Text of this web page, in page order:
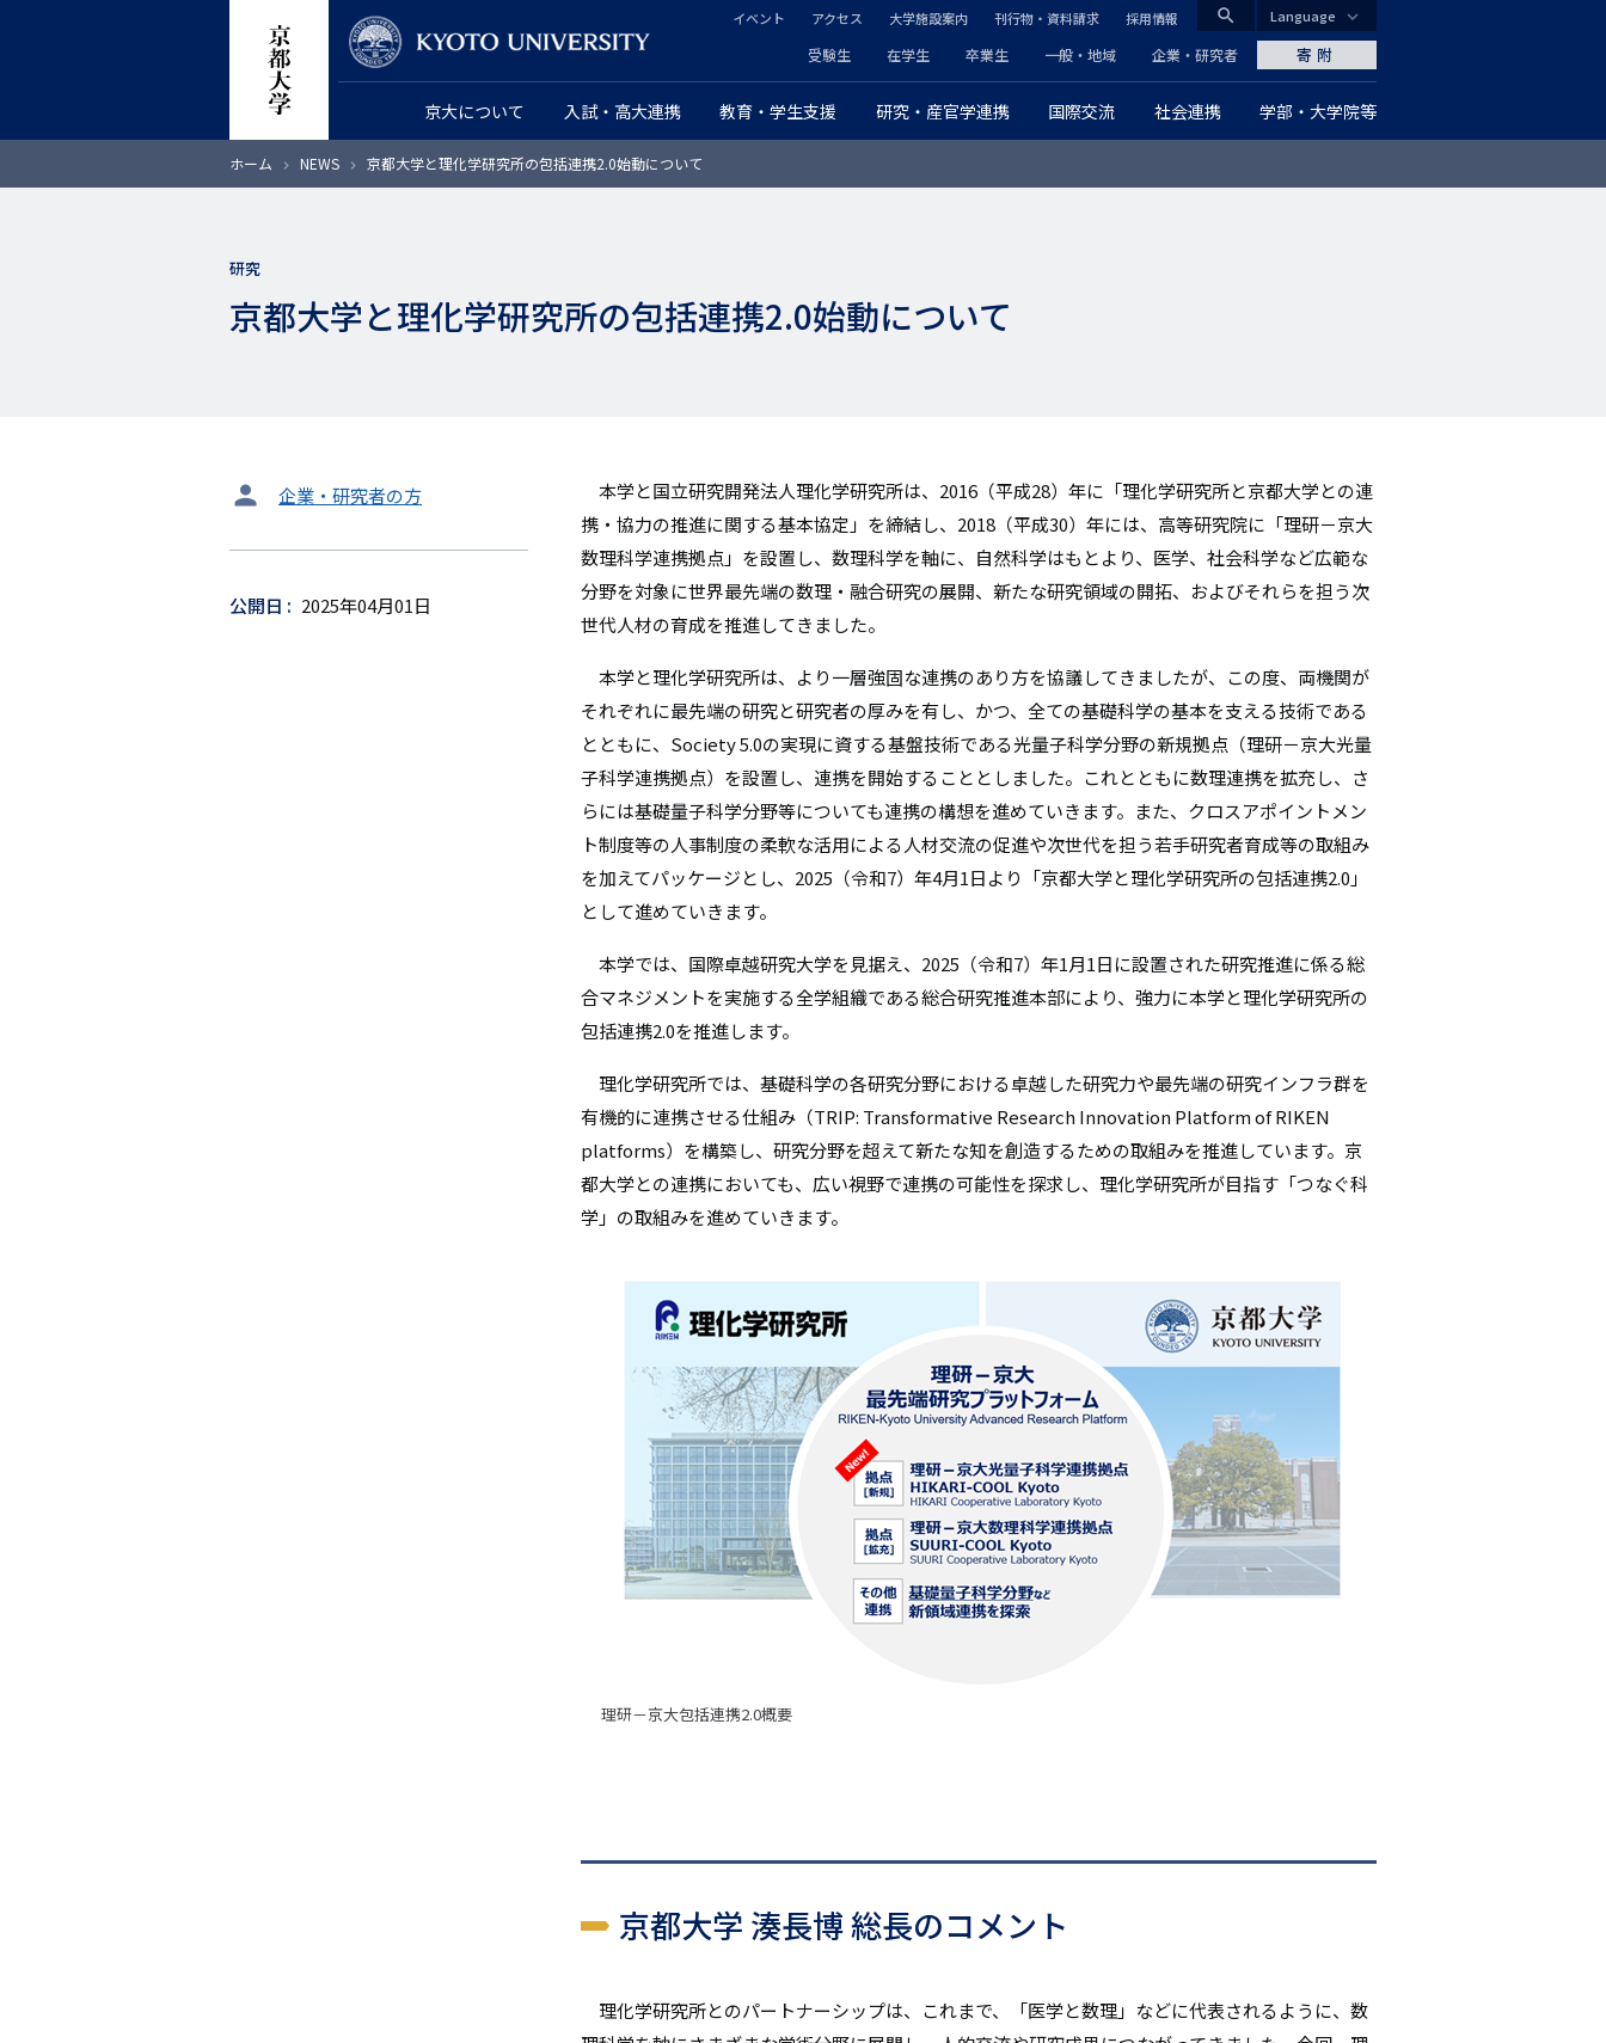
ン
CLOSE
search
グ
ロ
京大について 入試・高大連携 教育・学生支援 研究・産官学連携 国際交流 社会連携 学部・大学院等
ヘ
ッ
ダ
ラ
リ
ー
リ
ン
ク
受験生 在学生 卒業生 一般・地域 企業・研究者
ッ
ダ
ー
カ
ン
ー
リ
ン
ク
イベント アクセス 大学施設案内 刊行物・資料請求 採用情報
寄附
Language
ホーム NEWS 京都大学と理化学研究所の包括連携2.0始動について
研究
京都大学と理化学研究所の包括連携2.0始動について
タ
ッ
企業・研究者の方
公開日 2025年04月01日
本学と国立研究開発法人理化学研究所は、2016（平成28）年に「理化学研究所と京都大学との連
携・協力の推進に関する基本協定」を締結し、2018（平成30）年には、高等研究院に「理研－京大
数理科学連携拠点」を設置し、数理科学を軸に、自然科学はもとより、医学、社会科学など広範な
分野を対象に世界最先端の数理・融合研究の展開、新たな研究領域の開拓、およびそれらを担う次
世代人材の育成を推進してきました。
本学と理化学研究所は、より一層強固な連携のあり方を協議してきましたが、この度、両機関が
それぞれに最先端の研究と研究者の厚みを有し、かつ、全ての基礎科学の基本を支える技術である
とともに、Society 5.0の実現に資する基盤技術である光量子科学分野の新規拠点（理研－京大光量
子科学連携拠点）を設置し、連携を開始することとしました。これとともに数理連携を拡充し、さ
らには基礎量子科学分野等についても連携の構想を進めていきます。また、クロスアポイントメン
ト制度等の人事制度の柔軟な活用による人材交流の促進や次世代を担う若手研究者育成等の取組み
を加えてパッケージとし、2025（令和7）年4月1日より「京都大学と理化学研究所の包括連携2.0」
として進めていきます。
本学では、国際卓越研究大学を見据え、2025（令和7）年1月1日に設置された研究推進に係る総
合マネジメントを実施する全学組織である総合研究推進本部により、強力に本学と理化学研究所の
包括連携2.0を推進します。
理化学研究所では、基礎科学の各研究分野における卓越した研究力や最先端の研究インフラ群を
有機的に連携させる仕組み（TRIP: Transformative Research Innovation Platform of RIKEN
platforms）を構築し、研究分野を超えて新たな知を創造するための取組みを推進しています。京
都大学との連携においても、広い視野で連携の可能性を探求し、理化学研究所が目指す「つなぐ科
学」の取組みを進めていきます。
理研－京大包括連携2.0概要
京都大学 湊長博 総長のコメント
理化学研究所とのパートナーシップは、これまで、「医学と数理」などに代表されるように、数